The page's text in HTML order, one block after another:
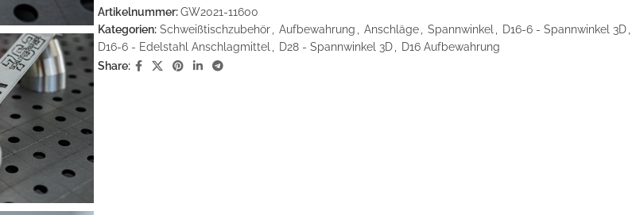
Artikelnummer:GW2021-11600
Kategorien: Schweißtischzubehör Aufbewahrung Anschläge Spannwinkel D16-6 - Spannwinkel 3D
D16-6 - Edelstahl Anschlagmittel
D28 - Spannwinkel 3D
D16 Aufbewahrung
Share: